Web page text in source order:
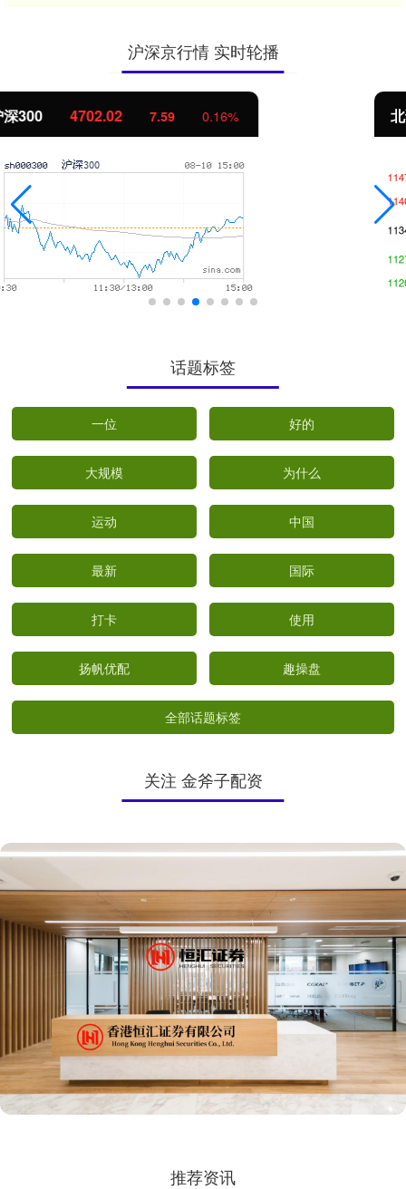
沪深京行情 实时轮播
北证50 1122.88 -11.37
话题标签
一位 好的
大规模 为什么
运动 中国
最新 国际
打卡 使用
扬帆优配 趣操盘
全部话题标签
关注 金斧子配资
推荐资讯